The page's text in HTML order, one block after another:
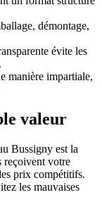
démontage,
évite les
manière impartiale,
valeur
Bussigny est la
reçoivent votre
prix compétitifs.
les mauvaises